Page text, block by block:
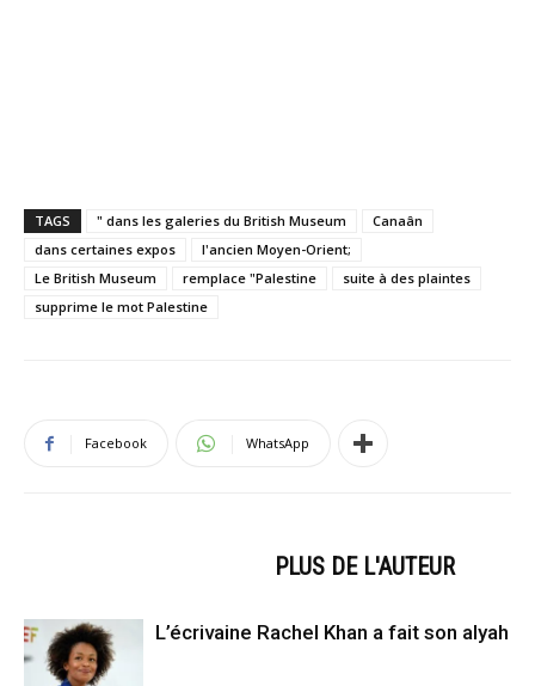
TAGS " dans les galeries du British Museum
Canaân
dans certaines expos
l'ancien Moyen-Orient;
Le British Museum
remplace "Palestine
suite à des plaintes
supprime le mot Palestine
Facebook WhatsApp
PLUS DE L'AUTEUR
L’écrivaine Rachel Khan a fait son alyah